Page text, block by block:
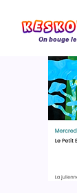
On bouge